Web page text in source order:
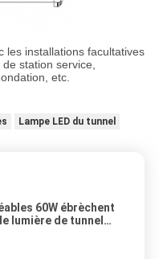
les installations facultatives
station service,
etc.
Lampe LED du tunnel
60W ébrèchent
lumière de tunnel